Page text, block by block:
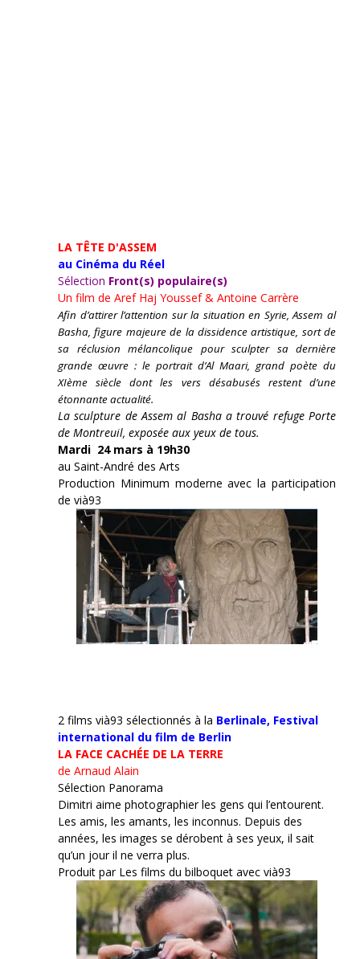
LA TÊTE D'ASSEM
au Cinéma du Réel
Sélection Front(s) populaire(s)
Un film de Aref Haj Youssef & Antoine Carrère
Afin d’attirer l’attention sur la situation en Syrie, Assem al
Basha, figure majeure de la dissidence artistique, sort de
sa réclusion mélancolique pour sculpter sa dernière
grande œuvre : le portrait d’Al Maari, grand poète du
XIème siècle dont les vers désabusés restent d’une
étonnante actualité.
La sculpture de Assem al Basha a trouvé refuge Porte
de Montreuil, exposée aux yeux de tous.
Mardi 24 mars à 19h30
au Saint-André des Arts
Production Minimum moderne avec la participation
de vià93
2 films vià93 sélectionnés à la Berlinale, Festival
international du film de Berlin
LA FACE CACHÉE DE LA TERRE
de Arnaud Alain
Sélection Panorama
Dimitri aime photographier les gens qui l’entourent.
Les amis, les amants, les inconnus. Depuis des
années, les images se dérobent à ses yeux, il sait
qu’un jour il ne verra plus.
Produit par Les films du bilboquet avec vià93